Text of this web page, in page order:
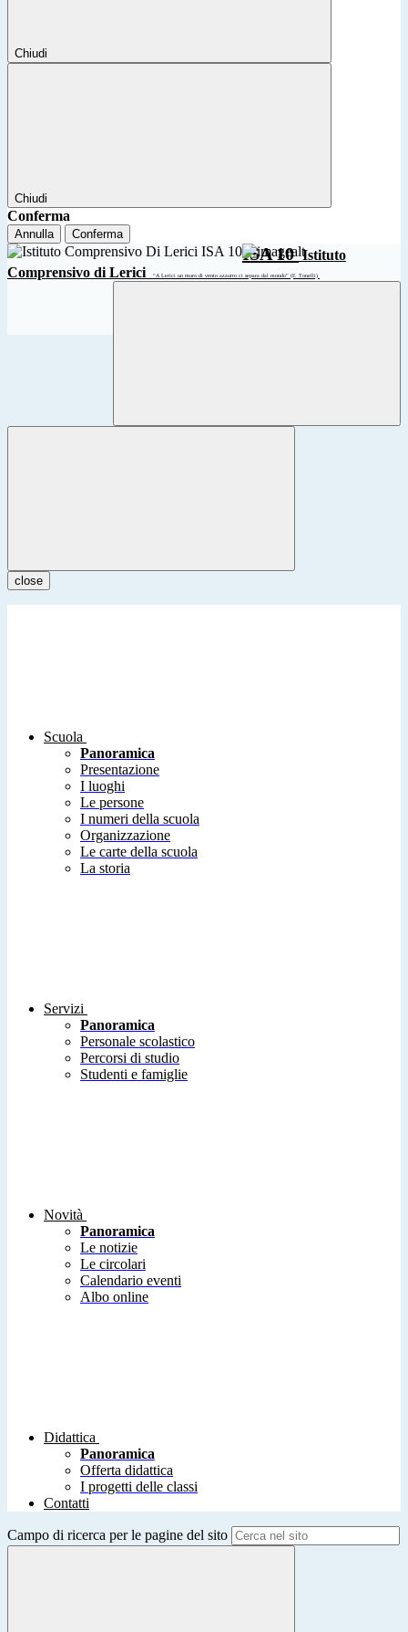
Chiudi
Chiudi
Conferma
Annulla Conferma
ISA 10 Istituto
Comprensivo di Lerici
“A Lerici un muro di vento azzurro ci separa dal mondo” (F. Tonelli)
close
Scuola
Panoramica
Presentazione
I luoghi
Le persone
I numeri della scuola
Organizzazione
Le carte della scuola
La storia
Servizi
Panoramica
Personale scolastico
Percorsi di studio
Studenti e famiglie
Novità
Panoramica
Le notizie
Le circolari
Calendario eventi
Albo online
Didattica
Panoramica
Offerta didattica
I progetti delle classi
Contatti
Campo di ricerca per le pagine del sito